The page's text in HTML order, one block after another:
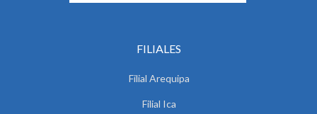
FILIALES
Filial Arequipa
Filial Ica